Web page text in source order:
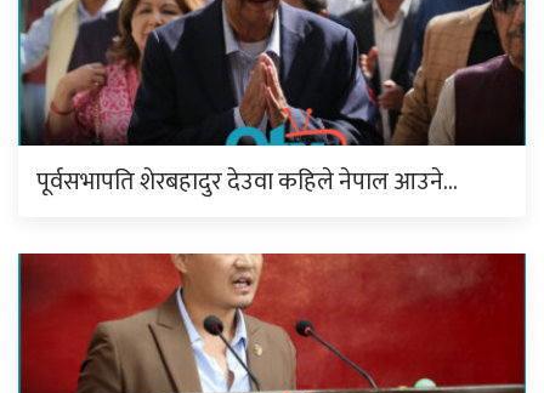
पूर्वसभापति शेरबहादुर देउवा कहिले नेपाल आउने…